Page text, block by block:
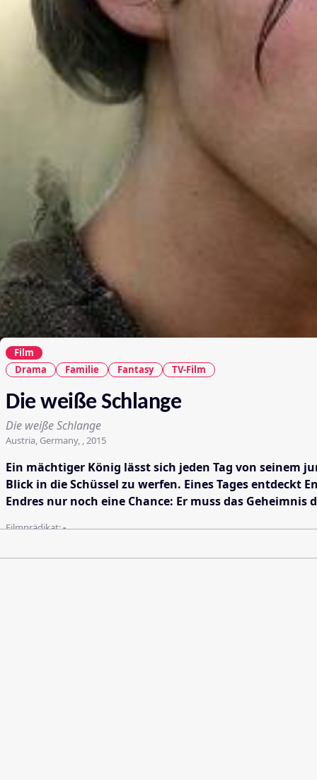
Film
Drama
Familie Fantasy TV-Film
Die weiße Schlange
Die weiße Schlange
Austria, Germany, , 2015
Ein mächtiger König lässt sich jeden Tag von seinem
Blick in die Schüssel zu werfen. Eines Tages entdeckt
Endres nur noch eine Chance: Er muss das Geheimnis
Filmprädikat:-